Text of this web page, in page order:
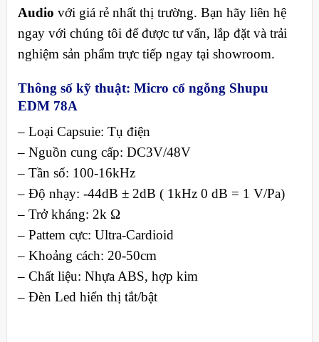
Audio với giá rẻ nhất thị trường. Bạn hãy liên hệ
ngay với chúng tôi để được tư vấn, lắp đặt và trải
nghiệm sản phẩm trực tiếp ngay tại showroom.
Thông số kỹ thuật: Micro cổ ngỗng Shupu
EDM 78A
– Loại Capsuie: Tụ điện
– Nguồn cung cấp: DC3V/48V
– Tần số: 100-16kHz
– Độ nhạy: -44dB ± 2dB ( 1kHz 0 dB = 1 V/Pa)
– Trở kháng: 2k Ω
– Pattem cực: Ultra-Cardioid
– Khoảng cách: 20-50cm
– Chất liệu: Nhựa ABS, hợp kim
– Đèn Led hiển thị tắt/bật